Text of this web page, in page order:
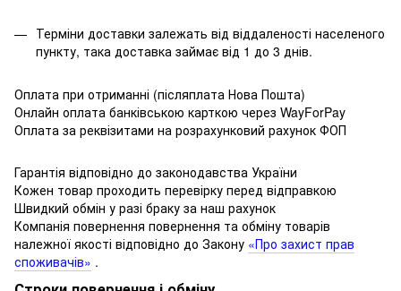
Терміни доставки залежать від віддаленості населеного
пункту, така доставка займає від 1 до 3 днів.
Оплата при отриманні (післяплата Нова Пошта)
Онлайн оплата банківською карткою через WayForPay
Оплата за реквізитами на розрахунковий рахунок ФОП
Гарантія відповідно до законодавства України
Кожен товар проходить перевірку перед відправкою
Швидкий обмін у разі браку за наш рахунок
Компанія повернення повернення та обміну товарів
належної якості відповідно до Закону «Про захист прав
споживачів» .